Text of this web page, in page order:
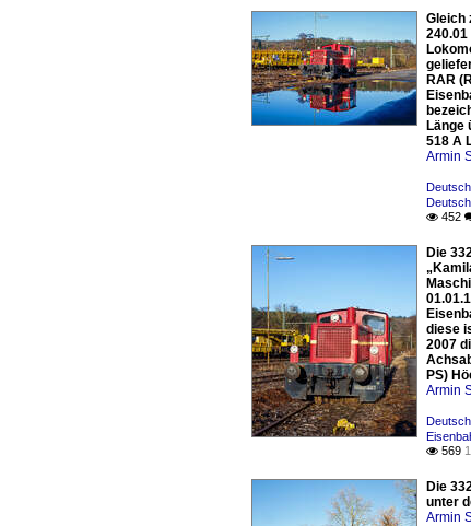
Gleich
RAR
Länge
518 A
Armin
 452
Die
diese
2007
PS)
Armin
 569
Die
unter
Armin